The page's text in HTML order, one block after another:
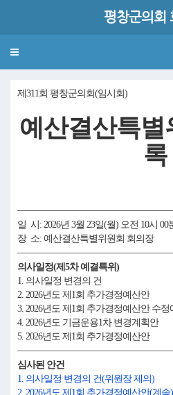
평창군의회
Toggle
제311회 평창군의회(임시회)
예산결산특별
록
일 시: 2026년 3월 23일(월) 오전 10시 00
장 소: 예산결산특별위원회 회의장
의사일정(제5차 예결특위)
1. 의사일정 변경의 건
2. 2026년도 제1회 추가경정예산안
3. 2026년도 제1회 추가경정예산안 수정
4. 2026년도 기금운용1차 변경계획안
5. 2026년도 제1회 추가경정예산안
심사된 안건
1. 의사일정 변경의 건(위원장 제의)
2. 2026년도 제1회 추가경정예산안(계속)